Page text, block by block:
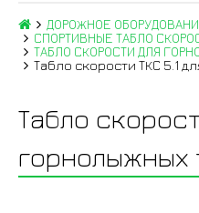
ДОРОЖНОЕ
СПОРТИВНЫЕ ТАБЛО
ТАБЛО СКОРОСТИ ДЛЯ
Табло скорости ТКС 5.1
Табло
горнолыжных